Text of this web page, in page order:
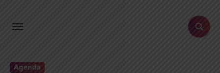
contenu
Agenda